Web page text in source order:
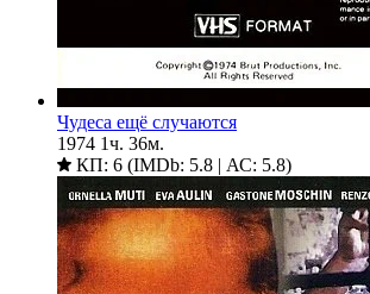
Чудеса ещё случаются
1974 1ч. 36м.
КП: 6 (IMDb: 5.8 | АС: 5.8)